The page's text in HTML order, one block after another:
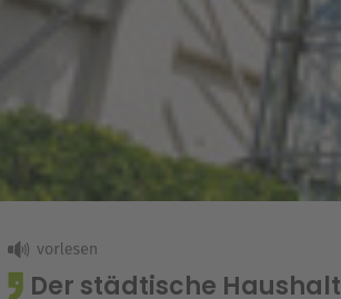
Der städtische Haushalt